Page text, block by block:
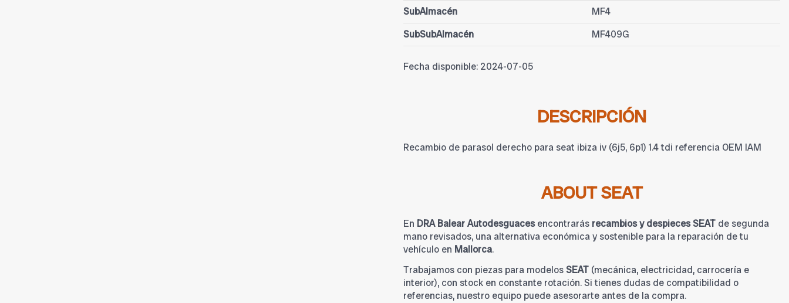
SubAlmacén
MF4
SubSubAlmacén
MF409G
Fecha disponible: 2024-07-05
DESCRIPCIÓN
Recambio de parasol derecho para seat ibiza iv (6j5, 6p1) 1.4 tdi referencia OEM IAM
ABOUT SEAT
En DRA Balear Autodesguacesencontrarás recambios y despieces SEAT de segunda
mano revisados, una alternativa económica y sostenible para la reparación de tu
vehículo en Mallorca.
Trabajamos con piezas para modelosSEAT (mecánica, electricidad, carrocería e
interior), con stock en constante rotación. Si tienes dudas de compatibilidad o
referencias, nuestro equipo puede asesorarte antes de la compra.